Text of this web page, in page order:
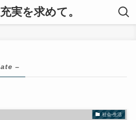
実を求めて。
–
社会-生活